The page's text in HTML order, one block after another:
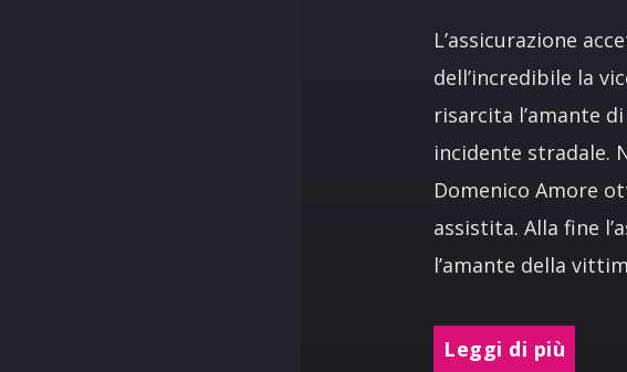
L’assicurazione
dell’incredibile la
risarcita l’amante
incidente stradale.
Domenico Amore
assistita. Alla fine
l’amante della
Leggi di più